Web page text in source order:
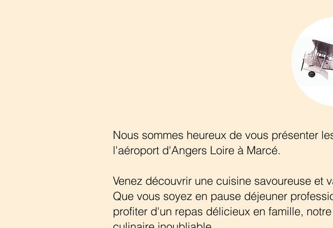
Nous sommes heureux de vous présenter
l'aéroport d'Angers Loire à Marcé.
Venez découvrir une cuisine savoureuse et
Que vous soyez en pause déjeuner
profiter d'un repas délicieux en famille,